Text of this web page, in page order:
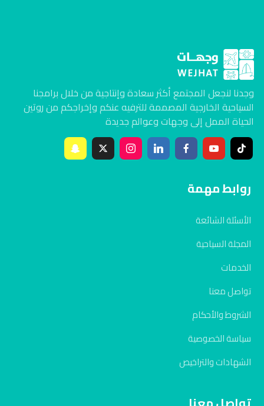
وجدنا لنجعل المجتمع أكثر سعادة وإنتاجية من خلال برامجنا
السياحية الخارجية المصممة للترفيه عنكم وإخراجكم من روتين
الحياة الممل إلى وجهات وعوالم جديدة
روابط مهمة
الأسئلة الشائعة
المجلة السياحية
الخدمات
تواصل معنا
الشروط والأحكام
سياسة الخصوصية
الشهادات والتراخيص